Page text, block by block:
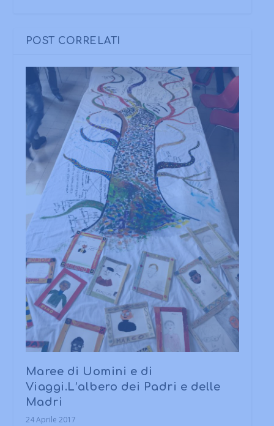
POST CORRELATI
Maree di Uomini e di
Viaggi.L’albero dei Padri e delle
Madri
24 Aprile 2017